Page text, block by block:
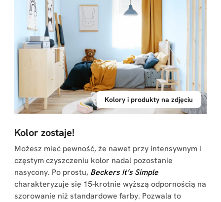
Kolory i produkty na zdjęciu
Kolor zostaje!
Możesz mieć pewność, że nawet przy intensywnym i
częstym czyszczeniu kolor nadal pozostanie
nasycony. Po prostu, Beckers It’s Simple
charakteryzuje się 15-krotnie wyższą odpornością na
szorowanie niż standardowe farby. Pozwala to